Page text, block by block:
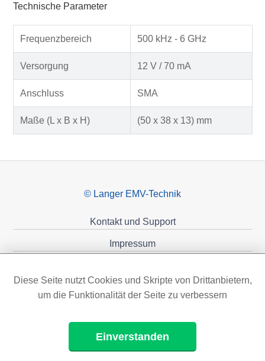
Technische Parameter
Frequenzbereich 500 kHz - 6 GHz
Versorgung 12 V / 70 mA
Anschluss SMA
Maße (L x B x H) (50 x 38 x 13) mm
© Langer EMV-Technik
Kontakt und Support
Impressum
Diese Seite nutzt Cookies und Skripte von Drittanbietern,
um die Funktionalität der Seite zu verbessern
Einverstanden